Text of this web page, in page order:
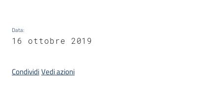
Data:
16 ottobre 2019
CondividiVedi azioni